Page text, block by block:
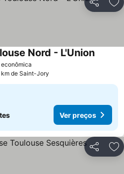
Partilhar
Nord - L'UnionVer
km de Saint-Jory
Ver preços
Partilhar